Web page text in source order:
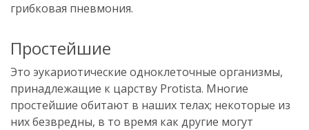
грибковая пневмония.
Простейшие
Это эукариотические одноклеточные организмы,
принадлежащие к царству Protista. Многие
простейшие обитают в наших телах; некоторые из
них безвредны, в то время как другие могут